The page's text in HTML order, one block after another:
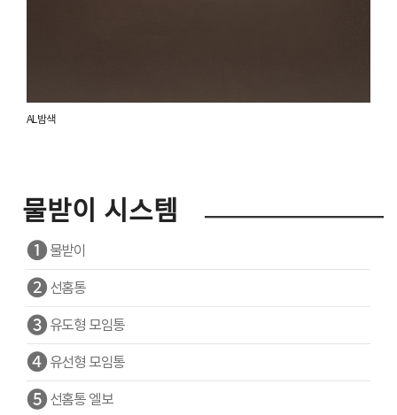
AL 밤색
물받이 시스템
❶물받이
❷선홈통
❸유도형 모임통
❹유선형 모임통
❺선홈통 엘보